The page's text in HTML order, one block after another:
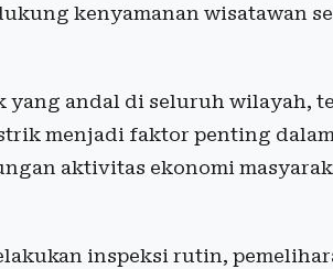
kenyamanan wisatawan
yang andal di seluruh wilayah,
menjadi faktor penting
aktivitas ekonomi
inspeksi rutin,